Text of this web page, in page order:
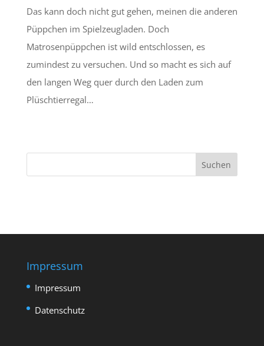
Das kann doch nicht gut gehen, meinen die anderen
Püppchen im Spielzeugladen. Doch
Matrosenpüppchen ist wild entschlossen, es
zumindest zu versuchen. Und so macht es sich auf
den langen Weg quer durch den Laden zum
Plüschtierregal…
Impressum
Impressum
Datenschutz